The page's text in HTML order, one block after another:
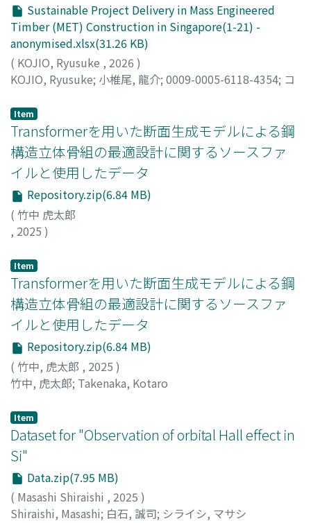
Sustainable Project Delivery in Mass Engineered
Timber (MET) Construction in Singapore(1-21) -
anonymised.xlsx(31.26 KB)
( KOJIO, Ryusuke , 2026 )
KOJIO, Ryusuke; 小椎尾, 龍介; 0009-0005-6118-4354; コ
Item
Transformerを用いた断面生成モデルによる鋼
構造立体骨組の最適設計に関するソースファ
イルと使用したデータ
Repository.zip(6.84 MB)
(
, 2025 )
Item
Transformerを用いた断面生成モデルによる鋼
構造立体骨組の最適設計に関するソースファ
イルと使用したデータ
Repository.zip(6.84 MB)
( 竹中, 虎太郎 , 2025 )
竹中, 虎太郎; Takenaka, Kotaro
Item
Dataset for "Observation of orbital Hall effect in
Si"
Data.zip(7.95 MB)
( Masashi Shiraishi , 2025 )
Shiraishi, Masashi; 白石, 誠司; シライシ, マサシ